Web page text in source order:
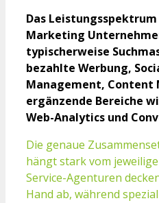
Das
Marketing
typischerweise
bezahlte Werbung,
Management, Content
ergänzende Bereiche
Web-Analytics und
Die genaue
hängt stark vom
Service-Agenturen
Hand ab, während